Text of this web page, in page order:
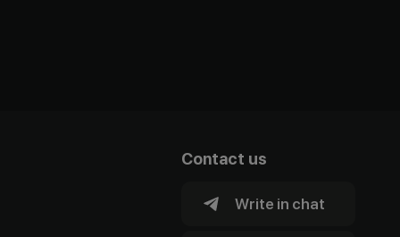
Contact us
Write in chat